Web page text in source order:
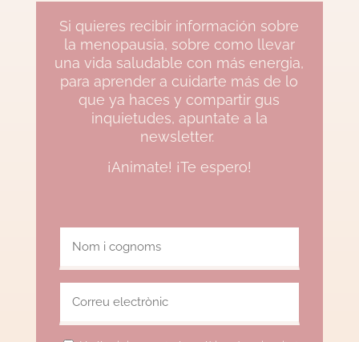
Si quieres recibir información sobre
la menopausia, sobre como llevar
una vida saludable con más energia,
para aprender a cuidarte más de lo
que ya haces y compartir gus
inquietudes, apuntate a la
newsletter.
¡Animate! ¡Te espero!